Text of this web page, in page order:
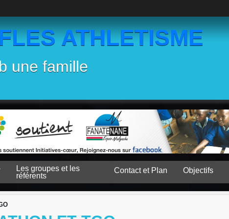
ATHLETISME
une famille
Les groupes et les
référents
Contact et Plan Objectifs